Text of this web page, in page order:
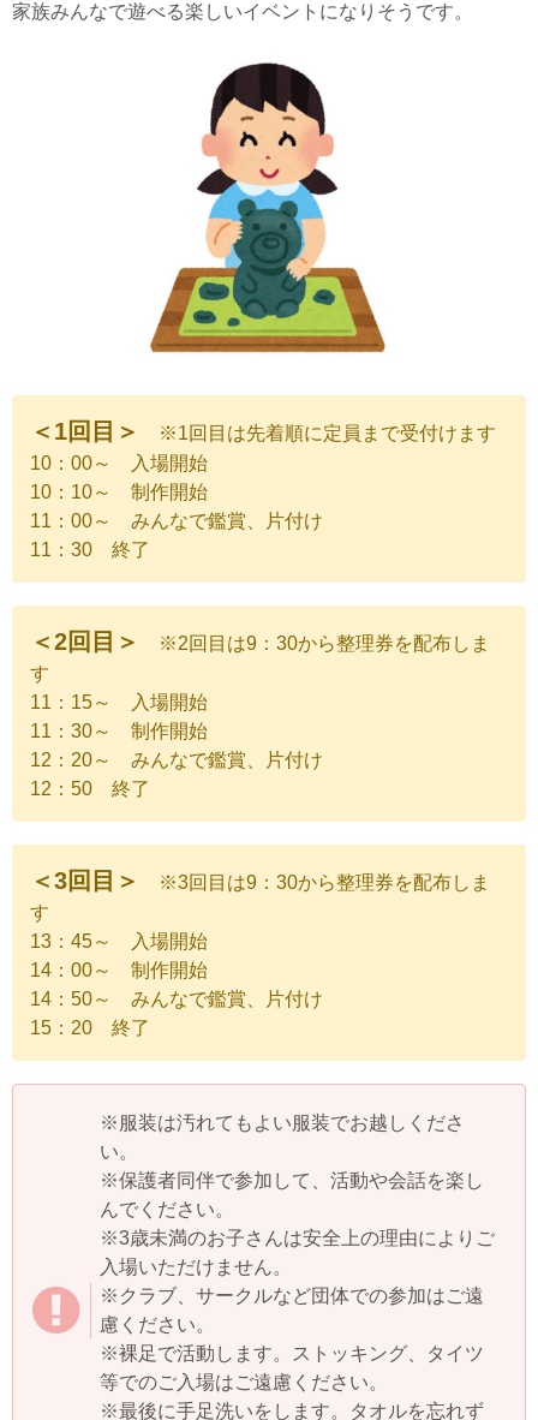
家族みんなで遊べる楽しいイベントになりそうです。
＜1回目＞
※1回目は先着順に定員まで受付けます
10：00～ 入場開始
10：10～ 制作開始
11：00～ みんなで鑑賞、片付け
11：30 終了
＜2回目＞
※2回目は9：30から整理券を配布しま
す
11：15～ 入場開始
11：30～ 制作開始
12：20～ みんなで鑑賞、片付け
12：50 終了
＜3回目＞
※3回目は9：30から整理券を配布しま
す
13：45～ 入場開始
14：00～ 制作開始
14：50～ みんなで鑑賞、片付け
15：20 終了
※服装は汚れてもよい服装でお越しくださ
い。
※保護者同伴で参加して、活動や会話を楽し
んでください。
※3歳未満のお子さんは安全上の理由によりご
入場いただけません。
※クラブ、サークルなど団体での参加はご遠
慮ください。
※裸足で活動します。ストッキング、タイツ
等でのご入場はご遠慮ください。
※最後に手足洗いをします。タオルを忘れず